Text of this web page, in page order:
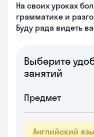
На своих уроках
грамматике и
Буду рада видеть
Выберите
занятий
Предмет
Английский